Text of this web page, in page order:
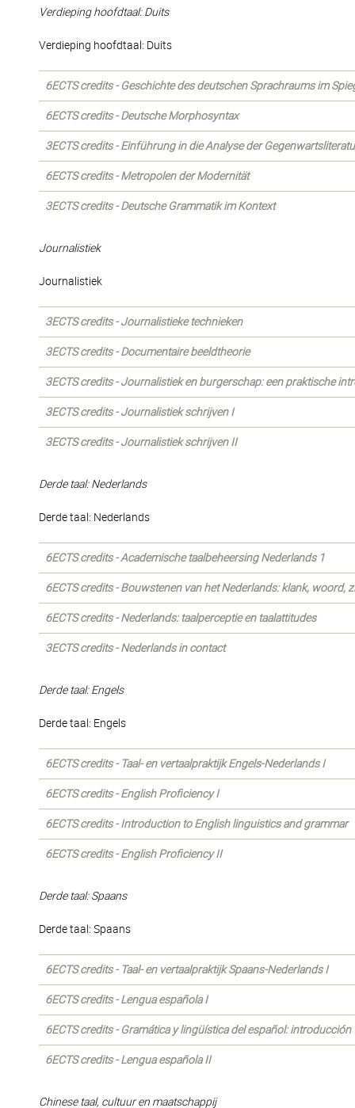
Verdieping hoofdtaal: Duits
Verdieping hoofdtaal: Duits
6ECTS credits - Geschichte des deutschen Sprachraums im
6ECTS credits - Deutsche Morphosyntax
3ECTS credits - Einführung in die Analyse der
6ECTS credits - Metropolen der Modernität
3ECTS credits - Deutsche Grammatik im Kontext
Journalistiek
Journalistiek
3ECTS credits - Journalistieke technieken
3ECTS credits - Documentaire beeldtheorie
3ECTS credits - Journalistiek en burgerschap: een praktische
3ECTS credits - Journalistiek schrijven I
3ECTS credits - Journalistiek schrijven II
Derde taal: Nederlands
Derde taal: Nederlands
6ECTS credits - Academische taalbeheersing Nederlands 1
6ECTS credits - Bouwstenen van het Nederlands: klank, woord,
6ECTS credits - Nederlands: taalperceptie en taalattitudes
3ECTS credits - Nederlands in contact
Derde taal: Engels
Derde taal: Engels
6ECTS credits - Taal- en vertaalpraktijk Engels-Nederlands I
6ECTS credits - English Proficiency I
6ECTS credits - Introduction to English linguistics and grammar
6ECTS credits - English Proficiency II
Derde taal: Spaans
Derde taal: Spaans
6ECTS credits - Taal- en vertaalpraktijk Spaans-Nederlands I
6ECTS credits - Lengua española I
6ECTS credits - Gramática y lingüística del español: introducción
6ECTS credits - Lengua española II
Chinese taal, cultuur en maatschappij